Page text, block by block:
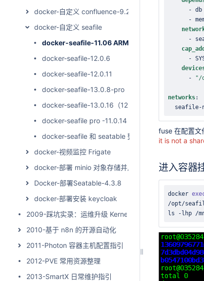
docker-自定义 confluence-9.2.0
docker-自定义 seafile
docker-seafile-11.06 ARM
docker-seafile-12.0.6
docker-seafile-12.0.11
docker-seafile-13.0.8-pro
docker-seafile-13.0.16（12 升级到13）
docker-seafile pro -11.0.14
docker-seafile 和 seatable 整合 keycloak 实现单点
docker-视频监控 Frigate
docker-部署 minio 对象存储并用 rclone 同步
Docker-部署Seatable-4.3.8
docker-部署安装 keycloak
2009-踩坑实录：运维升级 Kernel 后，Go 服务 TCP 连接
2010-基于 n8n 的开源自动化
2011-Photon 容器主机配置指引
2012-PVE 常用资源整理
2013-SmartX 日常维护指引
-
-
-
cap_add
-
-
"/
networks:
  seafile
-
fuse 在配置文
it is not a
进入容器
docker
ls -lhp /